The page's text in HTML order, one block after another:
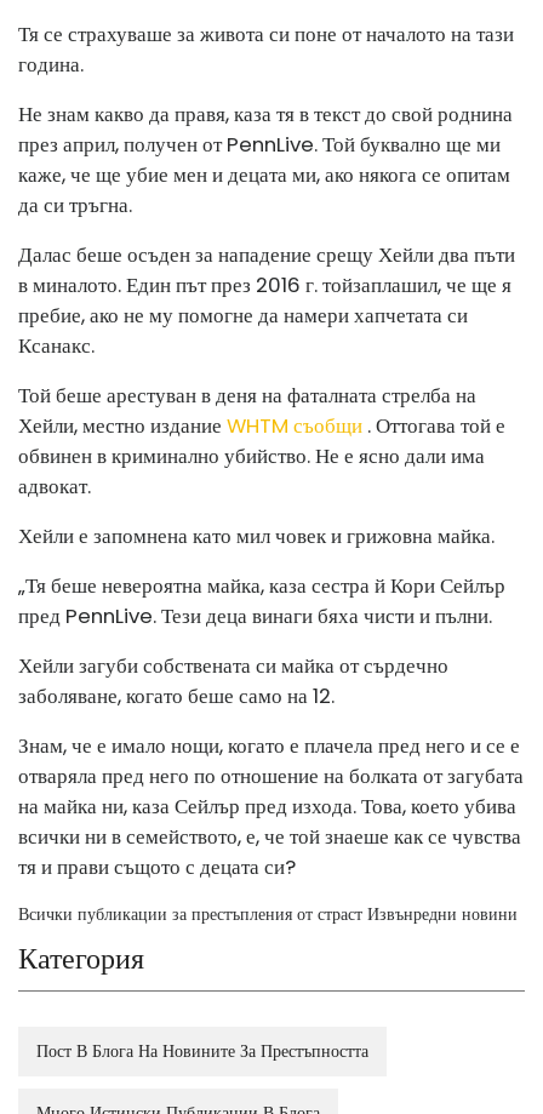
Тя се страхуваше за живота си поне от началото на тази
година.
Не знам какво да правя, каза тя в текст до свой роднина
през април, получен от PennLive. Той буквално ще ми
каже, че ще убие мен и децата ми, ако някога се опитам
да си тръгна.
Далас беше осъден за нападение срещу Хейли два пъти
в миналото. Един път през 2016 г. тойзаплашил, че ще я
пребие, ако не му помогне да намери хапчетата си
Ксанакс.
Той беше арестуван в деня на фаталната стрелба на
Хейли, местно издание WHTM съобщи . Оттогава той е
обвинен в криминално убийство. Не е ясно дали има
адвокат.
Хейли е запомнена като мил човек и грижовна майка.
„Тя беше невероятна майка, каза сестра й Кори Сейлър
пред PennLive. Тези деца винаги бяха чисти и пълни.
Хейли загуби собствената си майка от сърдечно
заболяване, когато беше само на 12.
Знам, че е имало нощи, когато е плачела пред него и се е
отваряла пред него по отношение на болката от загубата
на майка ни, каза Сейлър пред изхода. Това, което убива
всички ни в семейството, е, че той знаеше как се чувства
тя и прави същото с децата си?
Всички публикации за престъпления от страст Извънредни новини
Категория
Пост В Блога На Новините За Престъпността